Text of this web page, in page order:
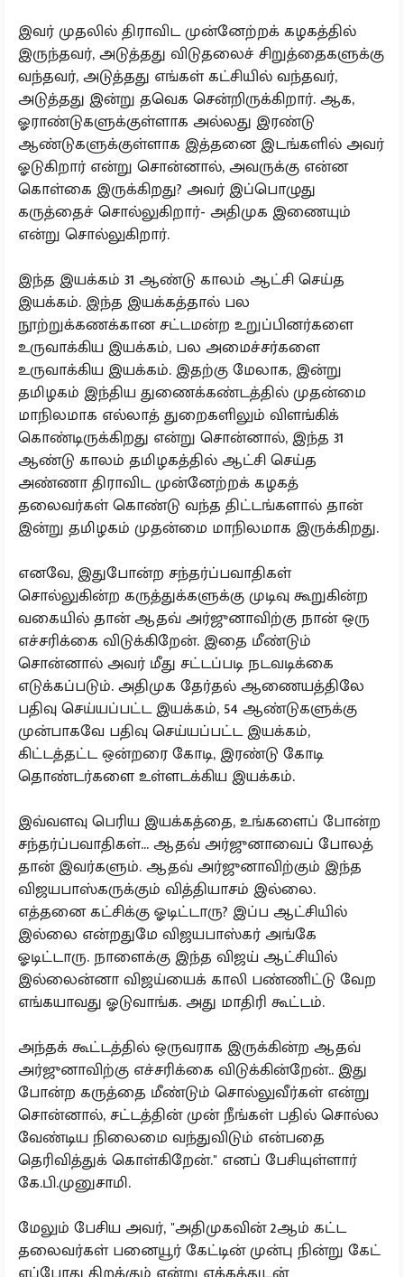
இவர் முதலில் திராவிட முன்னேற்றக் கழகத்தில்
இருந்தவர், அடுத்தது விடுதலைச் சிறுத்தைகளுக்கு
வந்தவர், அடுத்தது எங்கள் கட்சியில் வந்தவர்,
அடுத்தது இன்று தவெக சென்றிருக்கிறார். ஆக,
ஓராண்டுகளுக்குள்ளாக அல்லது இரண்டு
ஆண்டுகளுக்குள்ளாக இத்தனை இடங்களில் அவர்
ஓடுகிறார் என்று சொன்னால், அவருக்கு என்ன
கொள்கை இருக்கிறது? அவர் இப்பொழுது
கருத்தைச் சொல்லுகிறார்- அதிமுக இணையும்
என்று சொல்லுகிறார்.
இந்த இயக்கம் 31 ஆண்டு காலம் ஆட்சி செய்த
இயக்கம். இந்த இயக்கத்தால் பல
நூற்றுக்கணக்கான சட்டமன்ற உறுப்பினர்களை
உருவாக்கிய இயக்கம், பல அமைச்சர்களை
உருவாக்கிய இயக்கம். இதற்கு மேலாக, இன்று
தமிழகம் இந்திய துணைக்கண்டத்தில் முதன்மை
மாநிலமாக எல்லாத் துறைகளிலும் விளங்கிக்
கொண்டிருக்கிறது என்று சொன்னால், இந்த 31
ஆண்டு காலம் தமிழகத்தில் ஆட்சி செய்த
அண்ணா திராவிட முன்னேற்றக் கழகத்
தலைவர்கள் கொண்டு வந்த திட்டங்களால் தான்
இன்று தமிழகம் முதன்மை மாநிலமாக இருக்கிறது.
எனவே, இதுபோன்ற சந்தர்ப்பவாதிகள்
சொல்லுகின்ற கருத்துக்களுக்கு முடிவு கூறுகின்ற
வகையில் தான் ஆதவ் அர்ஜுனாவிற்கு நான் ஒரு
எச்சரிக்கை விடுக்கிறேன். இதை மீண்டும்
சொன்னால் அவர் மீது சட்டப்படி நடவடிக்கை
எடுக்கப்படும். அதிமுக தேர்தல் ஆணையத்திலே
பதிவு செய்யப்பட்ட இயக்கம், 54 ஆண்டுகளுக்கு
முன்பாகவே பதிவு செய்யப்பட்ட இயக்கம்,
கிட்டத்தட்ட ஒன்றரை கோடி, இரண்டு கோடி
தொண்டர்களை உள்ளடக்கிய இயக்கம்.
இவ்வளவு பெரிய இயக்கத்தை, உங்களைப் போன்ற
சந்தர்ப்பவாதிகள்... ஆதவ் அர்ஜுனாவைப் போலத்
தான் இவர்களும். ஆதவ் அர்ஜுனாவிற்கும் இந்த
விஜயபாஸ்கருக்கும் வித்தியாசம் இல்லை.
எத்தனை கட்சிக்கு ஓடிட்டாரு? இப்ப ஆட்சியில்
இல்லை என்றதுமே விஜயபாஸ்கர் அங்கே
ஓடிட்டாரு. நாளைக்கு இந்த விஜய் ஆட்சியில்
இல்லைன்னா விஜய்யைக் காலி பண்ணிட்டு வேற
எங்கயாவது ஓடுவாங்க. அது மாதிரி கூட்டம்.
அந்தக் கூட்டத்தில் ஒருவராக இருக்கின்ற ஆதவ்
அர்ஜுனாவிற்கு எச்சரிக்கை விடுக்கின்றேன்.. இது
போன்ற கருத்தை மீண்டும் சொல்லுவீர்கள் என்று
சொன்னால், சட்டத்தின் முன் நீங்கள் பதில் சொல்ல
வேண்டிய நிலைமை வந்துவிடும் என்பதை
தெரிவித்துக் கொள்கிறேன்." எனப் பேசியுள்ளார்
கே.பி.முனுசாமி.
மேலும் பேசிய அவர், "அதிமுகவின் 2ஆம் கட்ட
தலைவர்கள் பனையூர் கேட்டின் முன்பு நின்று கேட்